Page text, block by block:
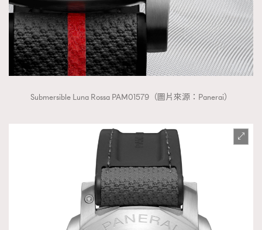
Submersible Luna Rossa PAM01579（圖片來源：Panerai）